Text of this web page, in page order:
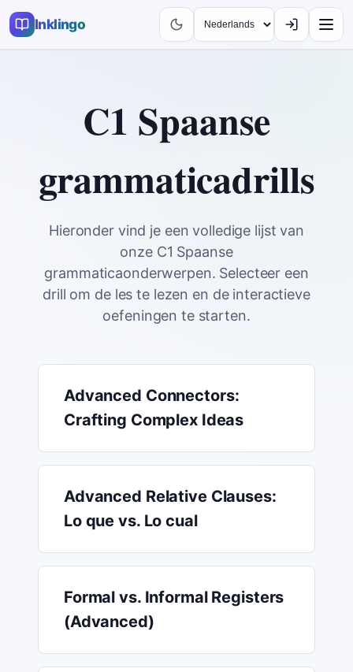
Inklingo
C1 Spaanse
grammaticadrills
Hieronder vind je een volledige lijst van
onze C1 Spaanse
grammaticaonderwerpen. Selecteer een
drill om de les te lezen en de interactieve
oefeningen te starten.
Advanced Connectors:
Crafting Complex Ideas
Advanced Relative Clauses:
Lo que vs. Lo cual
Formal vs. Informal Registers
(Advanced)